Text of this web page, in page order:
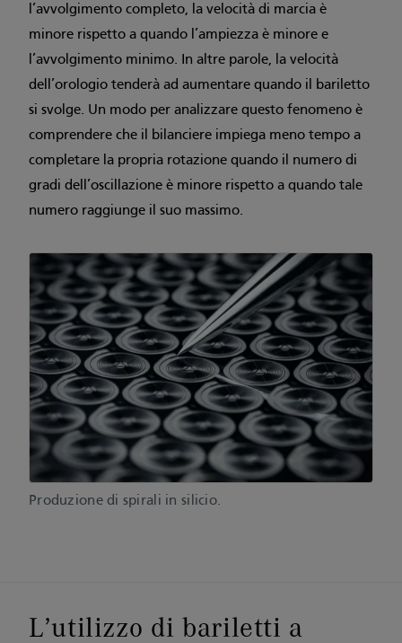
l’avvolgimento completo, la velocità di marcia è
minore rispetto a quando l’ampiezza è minore e
l’avvolgimento minimo. In altre parole, la velocità
dell’orologio tenderà ad aumentare quando il bariletto
si svolge. Un modo per analizzare questo fenomeno è
comprendere che il bilanciere impiega meno tempo a
completare la propria rotazione quando il numero di
gradi dell’oscillazione è minore rispetto a quando tale
numero raggiunge il suo massimo.
Produzione di spirali in silicio.
L’utilizzo di bariletti a